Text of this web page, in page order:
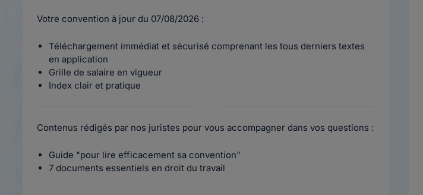
Votre convention à jour du 07/08/2026 :
Téléchargement immédiat et sécurisé comprenant les tous derniers textes
en application
Grille de salaire en vigueur
Index clair et pratique
Contenus rédigés par nos juristes pour vous accompagner dans vos questions :
Guide "pour lire efficacement sa convention"
7 documents essentiels en droit du travail